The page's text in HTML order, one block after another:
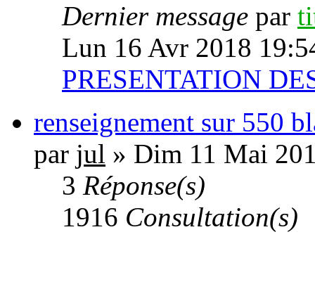
Dernier message par
Lun 16 Avr 2018
PRESENTATION
renseignement sur 550
par jul » Dim 11 Mai
3 Réponse(s)
1916 Consultation(s)